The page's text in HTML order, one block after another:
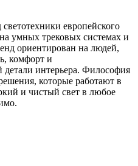
европейского
умных трековых системах и
ориентирован на людей,
комфорт и
детали интерьера. Философия
которые работают в
и чистый свет в любое